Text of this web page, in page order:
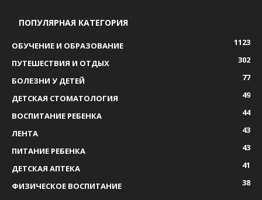
ПОПУЛЯРНАЯ КАТЕГОРИЯ
ОБУЧЕНИЕ И ОБРАЗОВАНИЕ
1123
ПУТЕШЕСТВИЯ И ОТДЫХ
302
БОЛЕЗНИ У ДЕТЕЙ
77
ДЕТСКАЯ СТОМАТОЛОГИЯ
49
ВОСПИТАНИЕ РЕБЕНКА
44
ЛЕНТА
43
ПИТАНИЕ РЕБЕНКА
43
ДЕТСКАЯ АПТЕКА
41
ФИЗИЧЕСКОЕ ВОСПИТАНИЕ
38